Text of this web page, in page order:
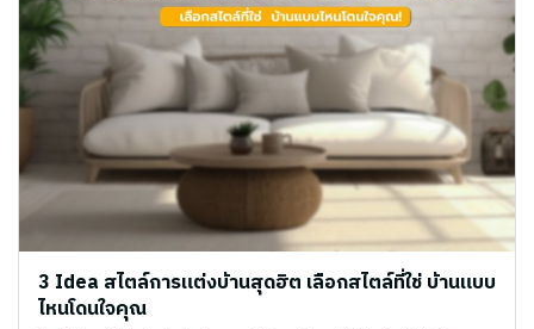
3 Idea สไตล์การแต่งบ้านสุดฮิต เลือกสไตล์ที่ใช่ บ้านแบบ
ไหนโดนใจคุณ